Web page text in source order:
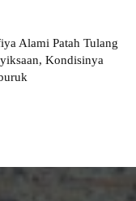
Alami Patah Tulang
Kondisinya